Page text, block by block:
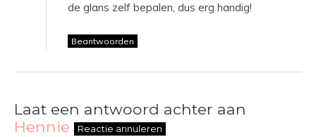
de glans zelf bepalen, dus erg handig!
Beantwoorden
Laat een antwoord achter aan
Hennie
Reactie annuleren